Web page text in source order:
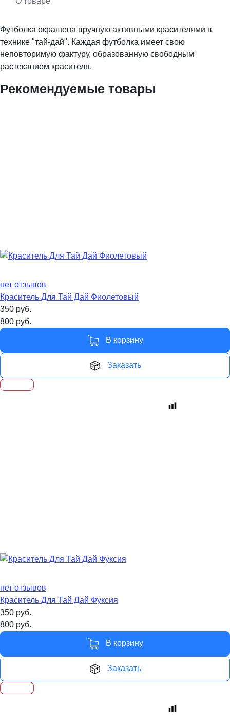
Футболка окрашена вручную активными красителями в
технике "тай-дай". Каждая футболка имеет свою
неповторимую фактуру, образованную свободным
растеканием красителя.
Рекомендуемые товары
нет отзывов
Краситель Для Тай Дай Фиолетовый
350 руб.
800 руб.
В корзину
Заказать
нет отзывов
Краситель Для Тай Дай Фуксия
350 руб.
800 руб.
В корзину
Заказать